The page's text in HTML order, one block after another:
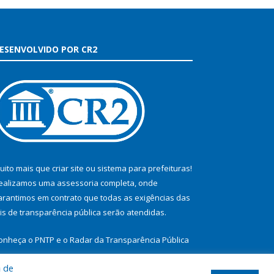
POR CR2
mais que criar site ou sistema para prefeituras!
uma assessoria completa, onde
em contrato que todas as exigências das
de transparência pública serão atendidas.
o PNTP e o Radar da Transparência Pública
de